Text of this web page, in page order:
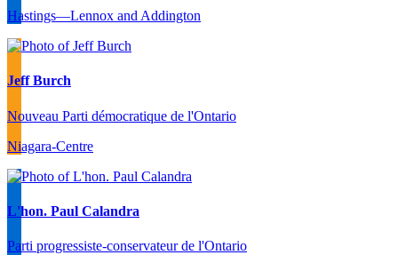
Hastings—Lennox and Addington
Jeff Burch
Nouveau Parti démocratique de l'Ontario
Niagara-Centre
L'hon. Paul Calandra
Parti progressiste-conservateur de l'Ontario